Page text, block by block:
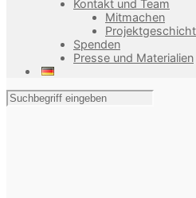
Kontakt und Team
Mitmachen
Spenden
Presse und Materialien